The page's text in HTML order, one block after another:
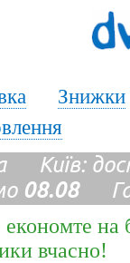
Знижки
Київ:
08.08
на
вчасно!